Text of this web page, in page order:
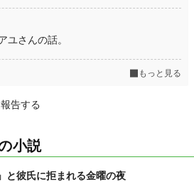
ユさんの話。
もっと見る
告する
小説
と彼氏に拒まれる金曜の夜